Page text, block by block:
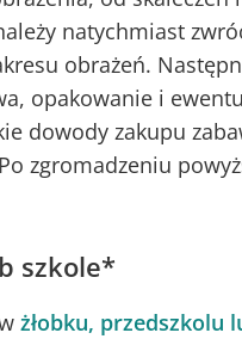
natychmiast
obrażeń.
opakowanie i
dowody zakupu
zgromadzeniu
szkole*
żłobku, przedszkolu